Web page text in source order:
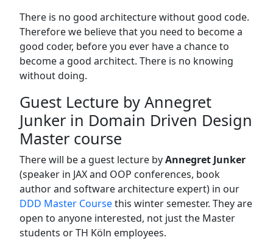
There is no good architecture without good code.
Therefore we believe that you need to become a
good coder, before you ever have a chance to
become a good architect. There is no knowing
without doing.
Guest Lecture by Annegret
Junker in Domain Driven Design
Master course
There will be a guest lecture byAnnegret Junker
(speaker in JAX and OOP conferences, book
author and software architecture expert) in our
DDD Master Coursethis winter semester. They are
open to anyone interested, not just the Master
students or TH Köln employees.